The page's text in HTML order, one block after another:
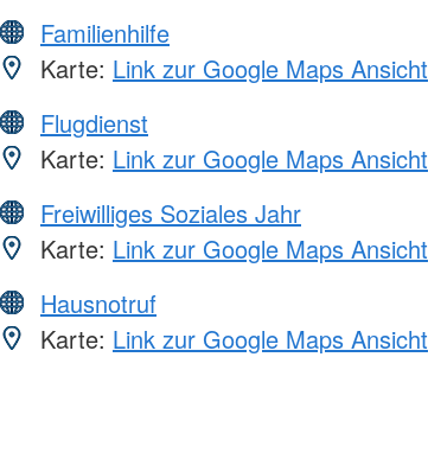
Familienhilfe
Karte: Link zur Google Maps Ansicht
Flugdienst
Karte: Link zur Google Maps Ansicht
Freiwilliges Soziales Jahr
Karte: Link zur Google Maps Ansicht
Hausnotruf
Karte: Link zur Google Maps Ansicht